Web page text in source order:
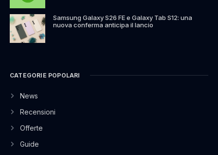
Samsung Galaxy S26 FE e Galaxy Tab S12: una
nuova conferma anticipa il lancio
CATEGORIE POPOLARI
News
Recensioni
Offerte
Guide